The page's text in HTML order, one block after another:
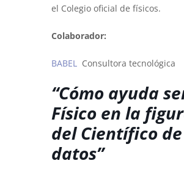
el Colegio oficial de físicos.
Colaborador:
BABEL Consultora tecnológica
“Cómo ayuda
Físico en la
del Científico de
datos”